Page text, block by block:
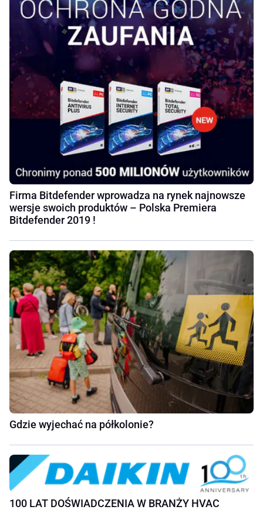
Firma Bitdefender wprowadza na rynek najnowsze
wersje swoich produktów – Polska Premiera
Bitdefender 2019 !
Gdzie wyjechać na półkolonie?
100 LAT DOŚWIADCZENIA W BRANŻY HVAC